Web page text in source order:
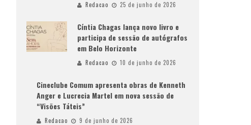
Redacao 25 de junho de 2026
Cíntia Chagas lança novo livro e
participa de sessão de autógrafos
em Belo Horizonte
Redacao 10 de junho de 2026
Cineclube Comum apresenta obras de Kenneth
Anger e Lucrecia Martel em nova sessão de
“Visões Táteis”
Redacao 9 de junho de 2026